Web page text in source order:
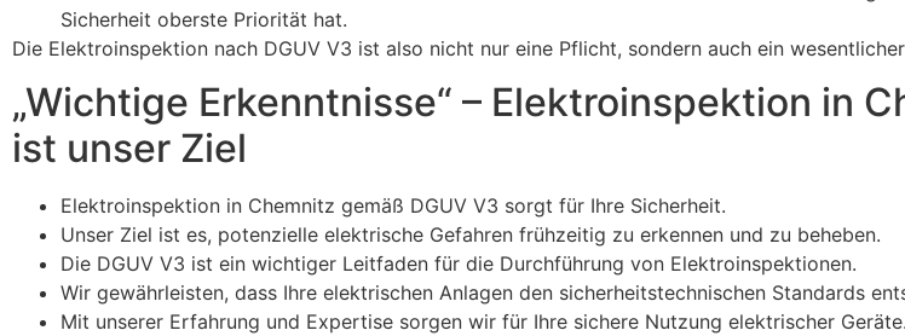
Sicherheit oberste Priorität hat.
Die Elektroinspektion nach DGUV V3 ist also nicht nur eine Pflicht, sondern auch ein
„Wichtige Erkenntnisse“ – Elektroinspektion in
ist unser Ziel
Elektroinspektion in Chemnitz gemäß DGUV V3 sorgt für Ihre Sicherheit.
Unser Ziel ist es, potenzielle elektrische Gefahren frühzeitig zu erkennen und zu beheben.
Die DGUV V3 ist ein wichtiger Leitfaden für die Durchführung von Elektroinspektionen.
Wir gewährleisten, dass Ihre elektrischen Anlagen den sicherheitstechnischen Standards
Mit unserer Erfahrung und Expertise sorgen wir für Ihre sichere Nutzung elektrischer Geräte.